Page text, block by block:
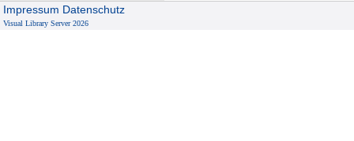
Impressum Datenschutz
Visual Library Server 2026